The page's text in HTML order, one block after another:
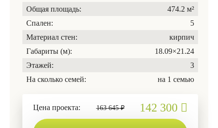
Общая площадь:
474.2 м²
Спален:
5
Материал стен:
кирпич
Габариты (м):
18.09×21.24
Этажей:
3
На сколько семей:
на 1 семью
Цена проекта: 163 645 ₽ 142 300